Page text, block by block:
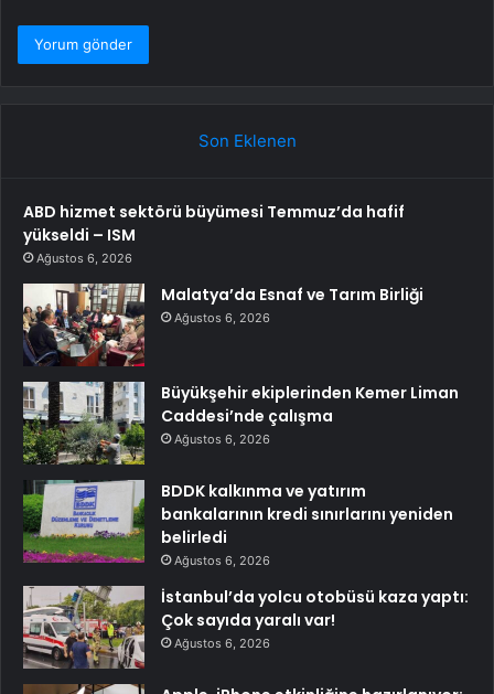
Son Eklenen
ABD hizmet sektörü büyümesi Temmuz’da hafif
yükseldi – ISM
Ağustos 6, 2026
Malatya’da Esnaf ve Tarım Birliği
Ağustos 6, 2026
Büyükşehir ekiplerinden Kemer Liman
Caddesi’nde çalışma
Ağustos 6, 2026
BDDK kalkınma ve yatırım
bankalarının kredi sınırlarını yeniden
belirledi
Ağustos 6, 2026
İstanbul’da yolcu otobüsü kaza yaptı:
Çok sayıda yaralı var!
Ağustos 6, 2026